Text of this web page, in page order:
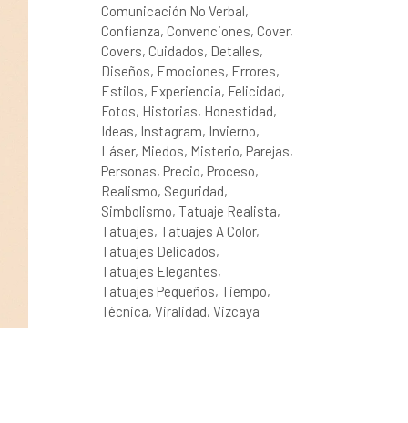
Comunicación No Verbal
Confianza Convenciones Cover
Covers Cuidados Detalles
Diseños Emociones Errores
Estilos Experiencia Felicidad
Fotos Historias Honestidad
Ideas Instagram Invierno
Láser Miedos Misterio Parejas
Personas Precio Proceso
Realismo Seguridad
Simbolismo Tatuaje Realista
Tatuajes Tatuajes A Color
Tatuajes Delicados
Tatuajes Elegantes
Tatuajes Pequeños Tiempo
Técnica Viralidad Vizcaya